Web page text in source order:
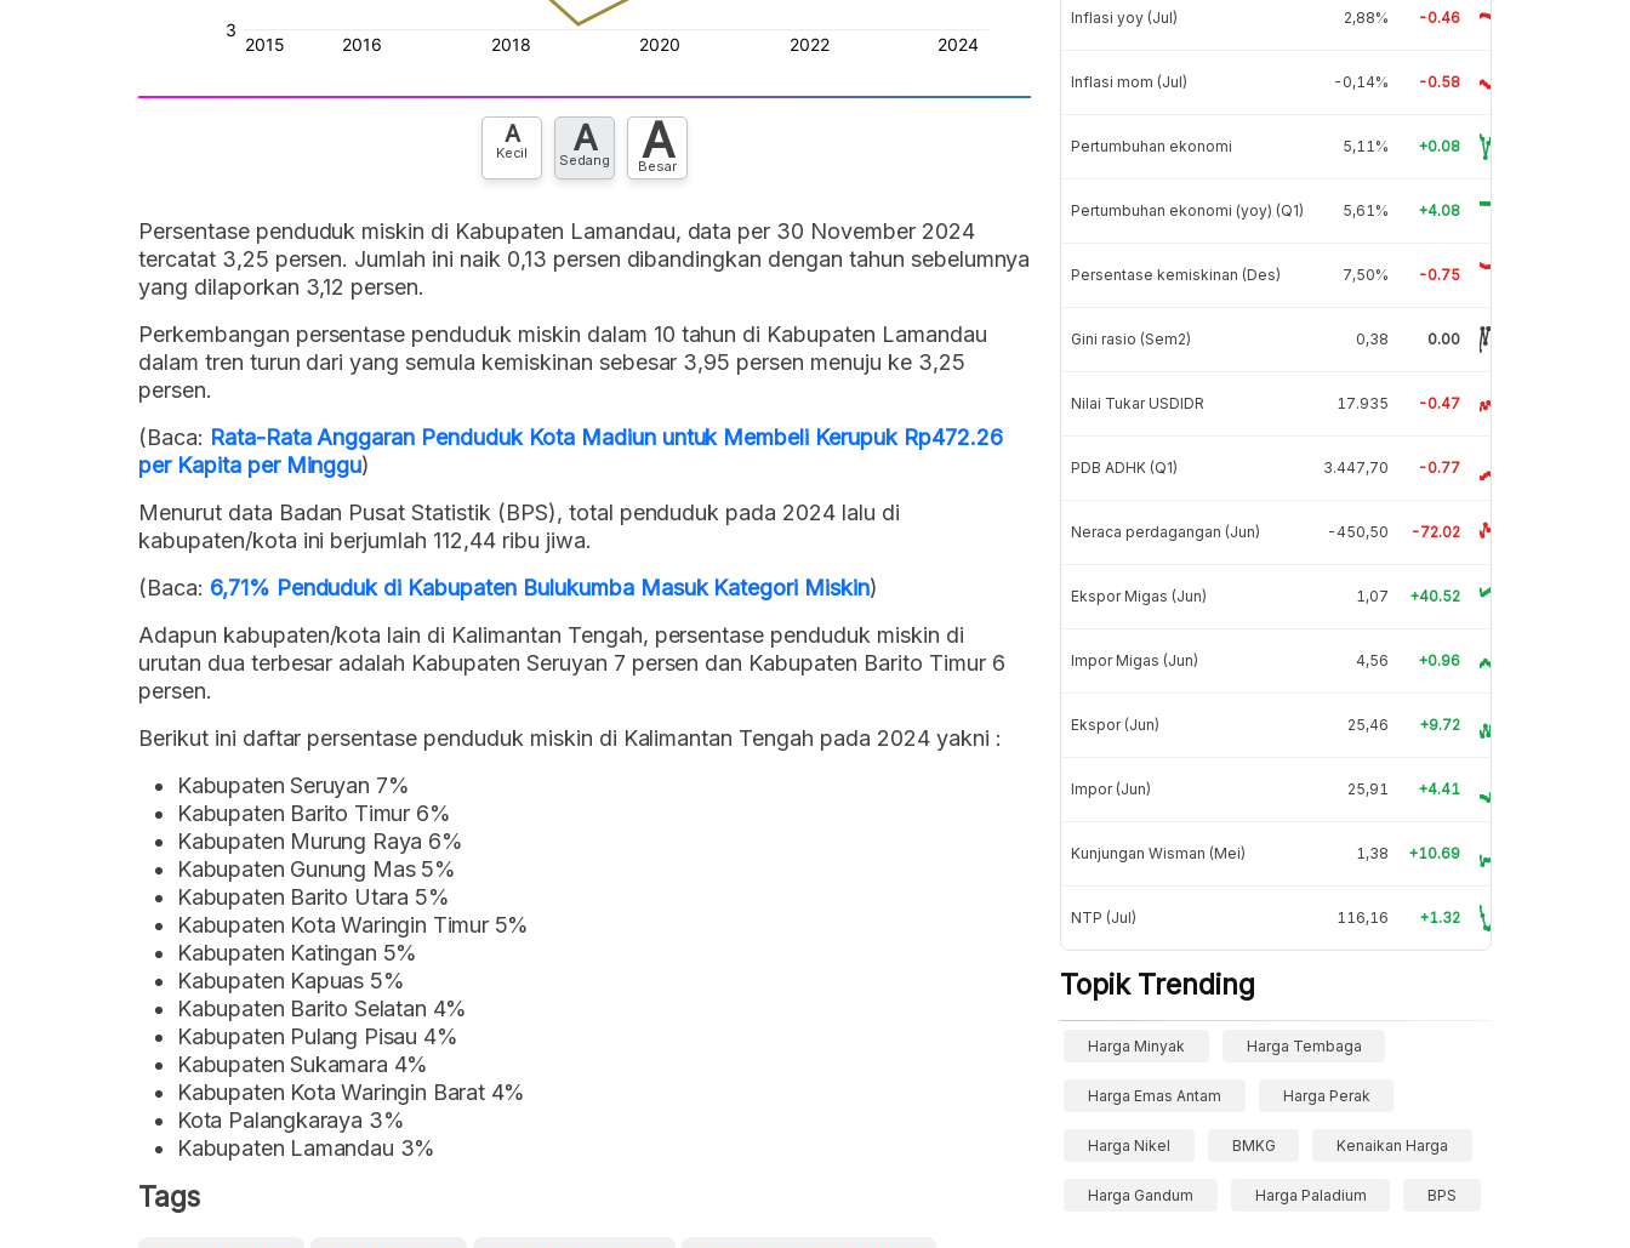
A
Kecil A
Sedang A
Besar
Persentase penduduk miskin di Kabupaten Lamandau, data per 30 November 2024
tercatat 3,25 persen. Jumlah ini naik 0,13 persen dibandingkan dengan tahun sebelumnya
yang dilaporkan 3,12 persen.
Perkembangan persentase penduduk miskin dalam 10 tahun di Kabupaten Lamandau
dalam tren turun dari yang semula kemiskinan sebesar 3,95 persen menuju ke 3,25
persen.
(Baca: Rata-Rata Anggaran Penduduk Kota Madiun untuk Membeli Kerupuk Rp472.26
per Kapita per Minggu)
Menurut data Badan Pusat Statistik (BPS), total penduduk pada 2024 lalu di
kabupaten/kota ini berjumlah 112,44 ribu jiwa.
(Baca: 6,71% Penduduk di Kabupaten Bulukumba Masuk Kategori Miskin)
Adapun kabupaten/kota lain di Kalimantan Tengah, persentase penduduk miskin di
urutan dua terbesar adalah Kabupaten Seruyan 7 persen dan Kabupaten Barito Timur 6
persen.
Berikut ini daftar persentase penduduk miskin di Kalimantan Tengah pada 2024 yakni :
Kabupaten Seruyan 7%
Kabupaten Barito Timur 6%
Kabupaten Murung Raya 6%
Kabupaten Gunung Mas 5%
Kabupaten Barito Utara 5%
Kabupaten Kota Waringin Timur 5%
Kabupaten Katingan 5%
Kabupaten Kapuas 5%
Kabupaten Barito Selatan 4%
Kabupaten Pulang Pisau 4%
Kabupaten Sukamara 4%
Kabupaten Kota Waringin Barat 4%
Kota Palangkaraya 3%
Kabupaten Lamandau 3%
Tags
Inflasi yoy (Jul) 2,88% -0.46
Inflasi mom (Jul) -0,14% -0.58
Pertumbuhan ekonomi 5,11% +0.08
Pertumbuhan ekonomi (yoy) (Q1) 5,61% +4.08
Persentase kemiskinan (Des) 7,50% -0.75
Gini rasio (Sem2) 0,38 0.00
Nilai Tukar USDIDR 17.935 -0.47
PDB ADHK (Q1) 3.447,70 -0.77
Neraca perdagangan (Jun) -450,50 -72.02
Ekspor Migas (Jun) 1,07 +40.52
Impor Migas (Jun) 4,56 +0.96
Ekspor (Jun) 25,46 +9.72
Impor (Jun) 25,91 +4.41
Kunjungan Wisman (Mei) 1,38 +10.69
NTP (Jul) 116,16 +1.32
Topik Trending
Harga Minyak Harga Tembaga
Harga Emas Antam Harga Perak
Harga Nikel BMKG Kenaikan Harga
Harga Gandum Harga Paladium BPS